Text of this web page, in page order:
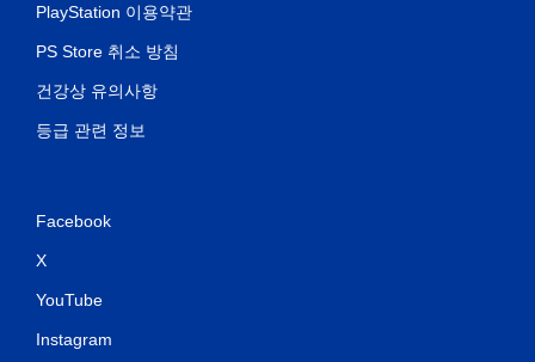
PlayStation 이용약관
PS Store 취소 방침
건강상 유의사항
등급 관련 정보
Facebook
X
YouTube
Instagram